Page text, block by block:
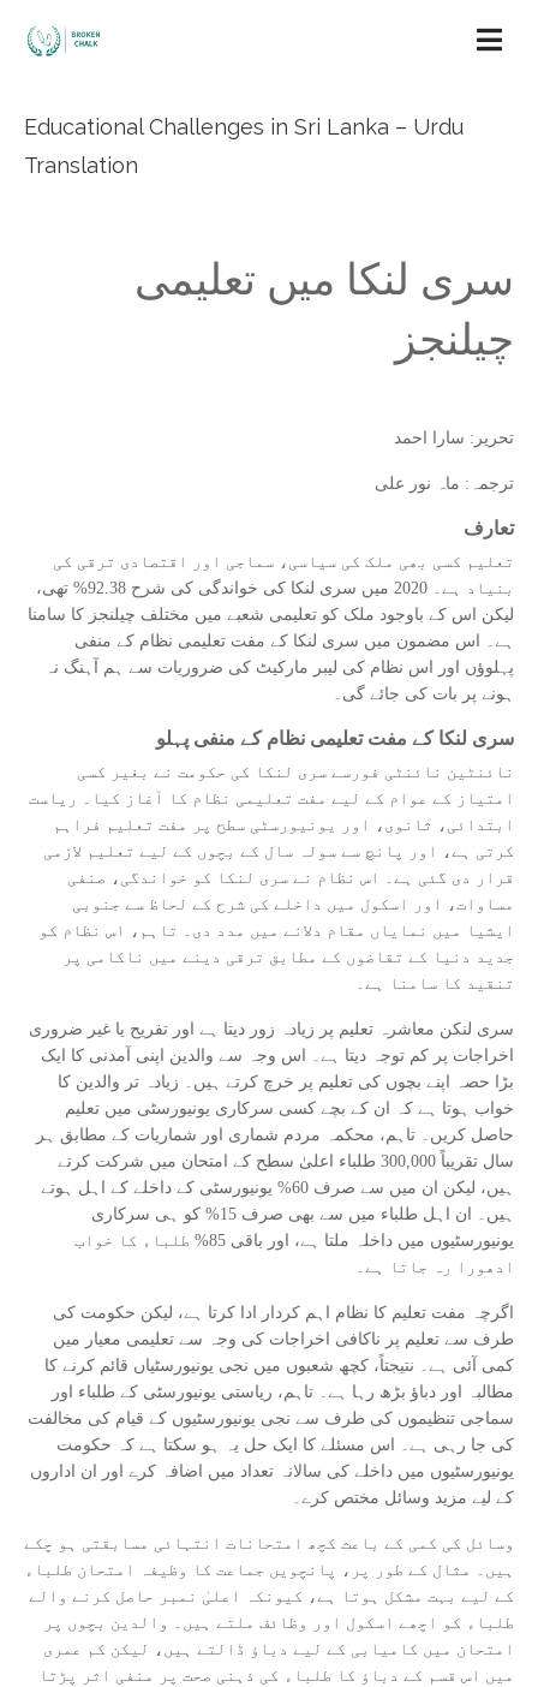
Educational Challenges in Sri Lanka – Urdu
Translation
سری لنکا میں تعلیمی
چیلنجز
تحریر: سارا احمد
ترجمہ: ماہ نور علی
تعارف
تعلیم کسی بھی ملک کی سیاسی، سماجی اور اقتصادی ترقی کی
بنیاد ہے۔ 2020 میں سری لنکا کی خواندگی کی شرح 92.38% تھی،
لیکن اس کے باوجود ملک کو تعلیمی شعبے میں مختلف چیلنجز کا سامنا
ہے۔ اس مضمون میں سری لنکا کے مفت تعلیمی نظام کے منفی
پہلوؤں اور اس نظام کی لیبر مارکیٹ کی ضروریات سے ہم آہنگ نہ
ہونے پر بات کی جائے گی۔
سری لنکا کے مفت تعلیمی نظام کے منفی پہلو
نائنٹین نائنٹی فورسے سری لنکا کی حکومت نے بغیر کسی
امتیاز کے عوام کے لیے مفت تعلیمی نظام کا آغاز کیا۔ ریاست
ابتدائی، ثانوی، اور یونیورسٹی سطح پر مفت تعلیم فراہم
کرتی ہے، اور پانچ سے سولہ سال کے بچوں کے لیے تعلیم لازمی
قرار دی گئی ہے۔ اس نظام نے سری لنکا کو خواندگی، صنفی
مساوات، اور اسکول میں داخلے کی شرح کے لحاظ سے جنوبی
ایشیا میں نمایاں مقام دلانے میں مدد دی۔ تاہم، اس نظام کو
جدید دنیا کے تقاضوں کے مطابق ترقی دینے میں ناکامی پر
تنقید کا سامنا ہے۔
سری لنکن معاشرہ تعلیم پر زیادہ زور دیتا ہے اور تفریح یا غیر ضروری
اخراجات پر کم توجہ دیتا ہے۔ اس وجہ سے والدین اپنی آمدنی کا ایک
بڑا حصہ اپنے بچوں کی تعلیم پر خرچ کرتے ہیں۔ زیادہ تر والدین کا
خواب ہوتا ہے کہ ان کے بچے کسی سرکاری یونیورسٹی میں تعلیم
حاصل کریں۔ تاہم، محکمہ مردم شماری اور شماریات کے مطابق ہر
سال تقریباً 300,000 طلباء اعلیٰ سطح کے امتحان میں شرکت کرتے
ہیں، لیکن ان میں سے صرف 60% یونیورسٹی کے داخلے کے اہل ہوتے
ہیں۔ ان اہل طلباء میں سے بھی صرف 15% کو ہی سرکاری
یونیورسٹیوں میں داخلہ ملتا ہے، اور باقی 85% طلباء کا خواب
ادھورا رہ جاتا ہے۔
اگرچہ مفت تعلیم کا نظام اہم کردار ادا کرتا ہے، لیکن حکومت کی
طرف سے تعلیم پر ناکافی اخراجات کی وجہ سے تعلیمی معیار میں
کمی آئی ہے۔ نتیجتاً، کچھ شعبوں میں نجی یونیورسٹیاں قائم کرنے کا
مطالبہ اور دباؤ بڑھ رہا ہے۔ تاہم، ریاستی یونیورسٹی کے طلباء اور
سماجی تنظیموں کی طرف سے نجی یونیورسٹیوں کے قیام کی مخالفت
کی جا رہی ہے۔ اس مسئلے کا ایک حل یہ ہو سکتا ہے کہ حکومت
یونیورسٹیوں میں داخلے کی سالانہ تعداد میں اضافہ کرے اور ان اداروں
کے لیے مزید وسائل مختص کرے۔
وسائل کی کمی کے باعث کچھ امتحانات انتہائی مسابقتی ہو چکے
ہیں۔ مثال کے طور پر، پانچویں جماعت کا وظیفہ امتحان طلباء
کے لیے بہت مشکل ہوتا ہے، کیونکہ اعلیٰ نمبر حاصل کرنے والے
طلباء کو اچھے اسکول اور وظائف ملتے ہیں۔ والدین بچوں پر
امتحان میں کامیابی کے لیے دباؤ ڈالتے ہیں، لیکن کم عمری
میں اس قسم کے دباؤ کا طلباء کی ذہنی صحت پر منفی اثر پڑتا